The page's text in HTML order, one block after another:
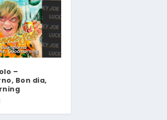
–
Bon dia,